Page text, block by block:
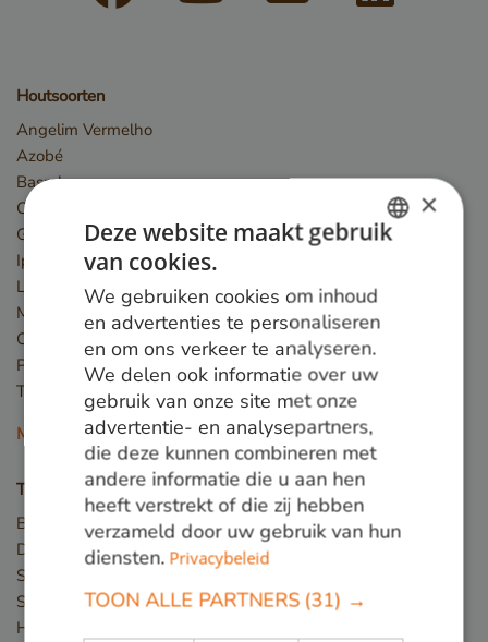
Houtsoorten
Angelim Vermelho
Azobé
Basralocus
Cumaru
Guariuba
Ipé
Louro preto
Massaranduba
Okan
Piquia
Tali
Meer houtsoorten
Toepassingen
Bruggen
Damwand / Beschoeiing
Straatmeubilair
Speeltoestellen
Hekwerk
GERMAN
ENGLISH
×
Deze website maakt gebruik
van cookies.
We gebruiken cookies om inhoud
en advertenties te personaliseren
en om ons verkeer te analyseren.
We delen ook informatie over uw
gebruik van onze site met onze
advertentie- en analysepartners,
die deze kunnen combineren met
andere informatie die u aan hen
heeft verstrekt of die zij hebben
verzameld door uw gebruik van hun
diensten. Privacybeleid
TOON ALLE PARTNERS (31) →